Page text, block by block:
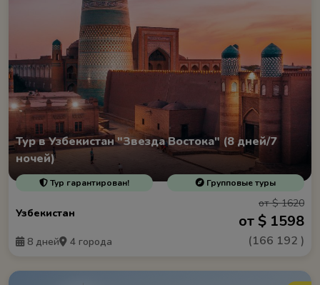
Тур в Узбекистан "Звезда Востока" (8 дней/7
ночей)
Тур гарантирован! Групповые туры
Узбекистан
8 дней 4 города
от $ 1620
от $ 1598
(166 192 )